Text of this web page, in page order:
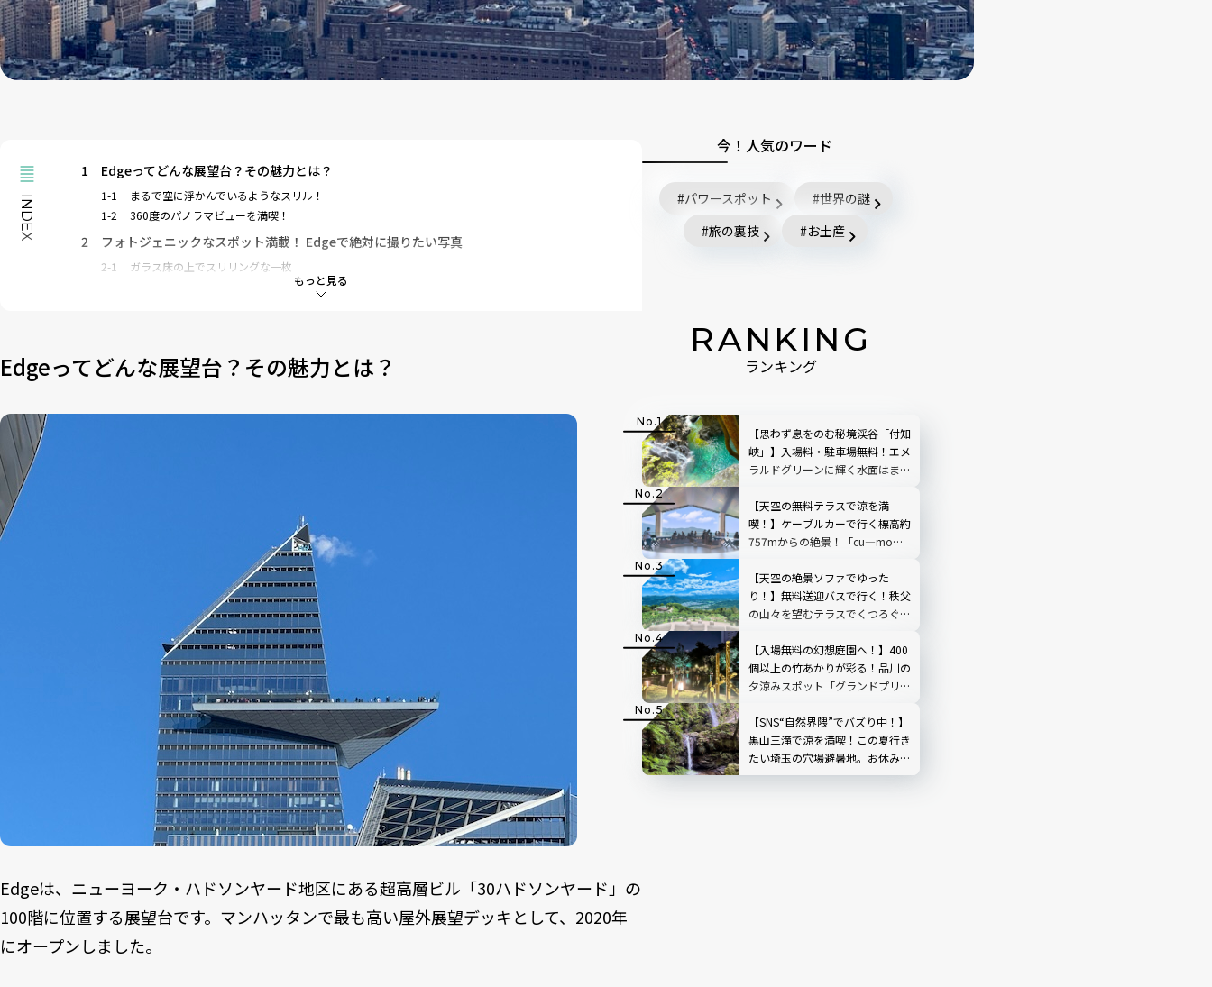
もっと見る
INDEX
1 Edgeってどんな展望台？その魅力とは？
1-1
まるで空に浮かんでいるようなスリル！
1-2
360度のパノラマビューを満喫！
2 フォトジェニックなスポット満載！ Edgeで絶対に撮りたい写真
2-1
ガラス床の上でスリリングな一枚
三角形に突き出た展望デッキの先端でポーズ
Edgeの入場方法・チケットの買い方
3-1 チケットの種類と料金
Edgeってどんな展望台？その魅力とは？
Edgeは、ニューヨーク・ハドソンヤード地区にある超高層ビル「30ハドソンヤード」の
100階に位置する展望台です。マンハッタンで最も高い屋外展望デッキとして、2020年
にオープンしました。
今！人気のワード
パワースポット
世界の謎
旅の裏技
お土産
RANKING
ランキング
【思わず息をのむ秘境渓谷「付知
峡」】入場料・駐車場無料！エメ
ラルドグリーンに輝く水面はまる
【天空の無料テラスで涼を満
喫！】ケーブルカーで行く標高約
757mからの絶景！「cu―mo箱
【天空の絶景ソファでゆった
り！】無料送迎バスで行く！秩父
の山々を望むテラスでくつろぐ
レビュー｜埼玉県
【入場無料の幻想庭園へ！】400
個以上の竹あかりが彩る！品川の
夕涼みスポット「グランドプリン
【SNS“自然界隈”でバズり中！】
黒山三滝で涼を満喫！この夏行き
たい埼玉の穴場避暑地。お休み処
で味わう癒やしのひととき｜埼玉